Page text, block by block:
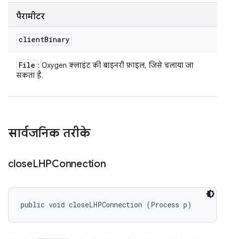
पैरामीटर
clientBinary
File : Oxygen क्लाइंट की बाइनरी फ़ाइल, जिसे चलाया जा
सकता है.
सार्वजनिक तरीके
closeLHPConnection
public void closeLHPConnection (Process p)